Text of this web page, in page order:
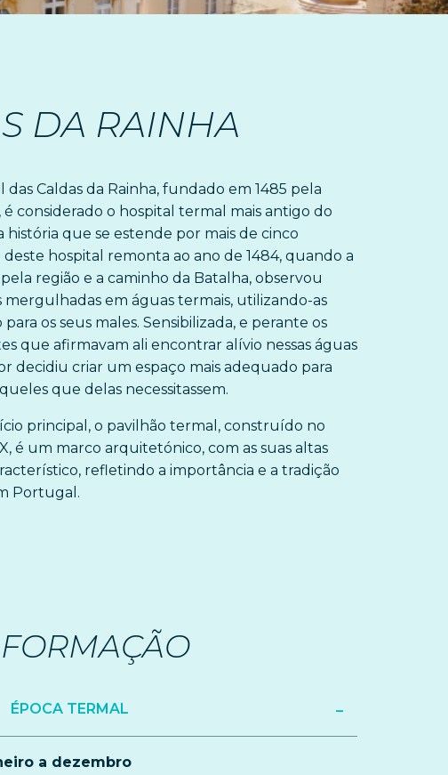
DA RAINHA
das Caldas da Rainha, fundado em 1485 pela
é considerado o hospital termal mais antigo do
que se estende por mais de cinco
deste hospital remonta ao ano de 1484, quando a
pela região e a caminho da Batalha, observou
mergulhadas em águas termais, utilizando-as
os seus males. Sensibilizada, e perante os
que afirmavam ali encontrar alívio nessas águas
decidiu criar um espaço mais adequado para
que delas necessitassem.
principal, o pavilhão termal, construído no
é um marco arquitetónico, com as suas altas
refletindo a importância e a tradição
Portugal.
ÉPOCA TERMAL
a dezembro